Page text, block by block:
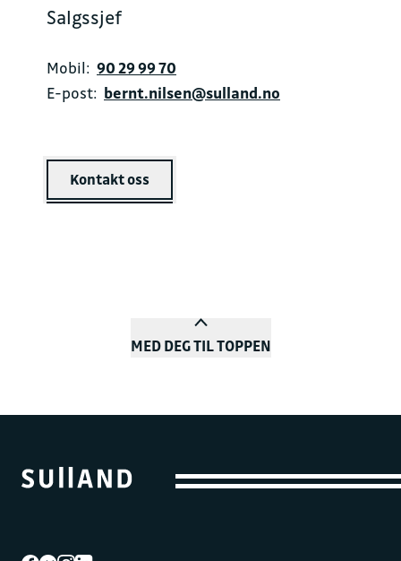
Salgssjef
Mobil: 90 29 99 70
E-post: bernt.nilsen@sulland.no
Kontakt oss
MED DEG TIL TOPPEN